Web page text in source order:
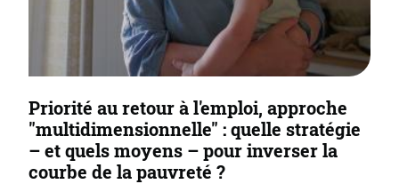
Priorité au retour à l'emploi, approche
"multidimensionnelle" : quelle stratégie
– et quels moyens – pour inverser la
courbe de la pauvreté ?